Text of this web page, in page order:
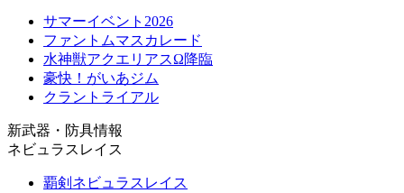
サマーイベント2026
ファントムマスカレード
水神獣アクエリアスΩ降臨
豪快！がいあジム
クラントライアル
新武器・防具情報
ネビュラスレイス
覇剣ネビュラスレイス